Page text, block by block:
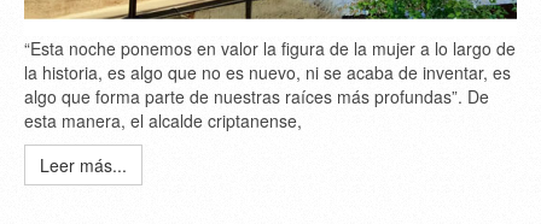
“Esta noche ponemos en valor la figura de la mujer a lo largo de
la historia, es algo que no es nuevo, ni se acaba de inventar, es
algo que forma parte de nuestras raíces más profundas”. De
esta manera, el alcalde criptanense,
Leer más...